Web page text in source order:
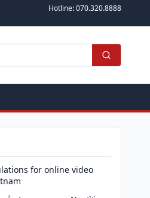
Hotline:070.320.8888
for online video